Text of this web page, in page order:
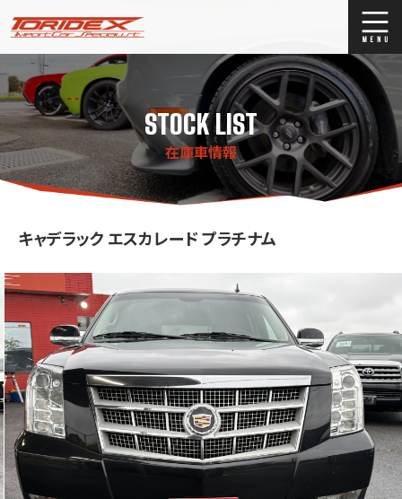
ブログ
Stock list
ストックリスト
買取
STOCK LIST
在庫車情報
キャデラック エスカレード プラチナム